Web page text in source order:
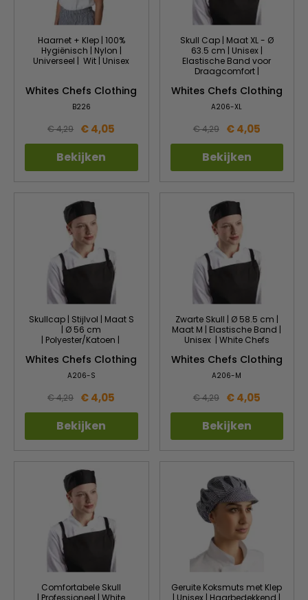
Haarnet + Klep | 100%
Hygiënisch | Nylon |
Universeel | Wit | Unisex
Whites Chefs Clothing
B226
€ 4,29 € 4,05
Bekijken
Skull Cap | Maat XL - Ø
63.5 cm | Unisex |
Elastische Band voor
Draagcomfort |
Whites Chefs Clothing
A206-XL
€ 4,29 € 4,05
Bekijken
Skullcap | Stijlvol | Maat S
| Ø 56 cm
| Polyester/Katoen |
Whites Chefs Clothing
A206-S
€ 4,29 € 4,05
Bekijken
Zwarte Skull | Ø 58.5 cm |
Maat M | Elastische Band |
Unisex | White Chefs
Whites Chefs Clothing
A206-M
€ 4,29 € 4,05
Bekijken
Comfortabele Skull
Geruite Koksmuts met Klep